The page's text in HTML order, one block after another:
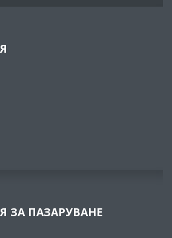
ЗА ПАЗАРУВАНЕ